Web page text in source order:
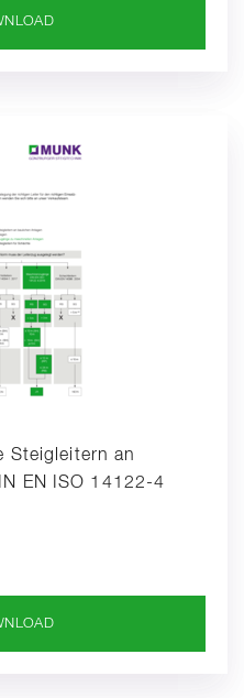
SYMBOL
Steigleitern an
EN ISO 14122-4
SYMBOL